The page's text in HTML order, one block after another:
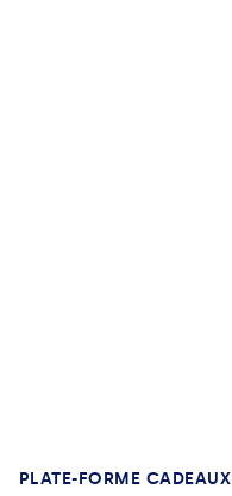
PLATE-FORME CADEAUX